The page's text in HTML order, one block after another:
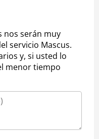
nos serán muy
servicio Mascus.
y, si usted lo
menor tiempo